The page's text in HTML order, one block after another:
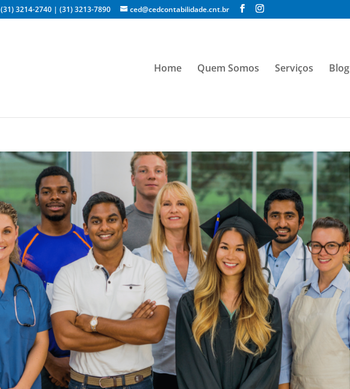
(31) 3214-2740 |(31) 3213-7890 ced@cedcontabilidade.cnt.br
Home Quem Somos Serviços Blog